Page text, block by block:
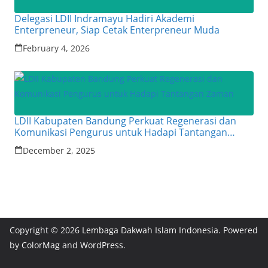
Delegasi LDII Indramayu Hadiri Akademi
Enterpreneur, Siap Cetak Enterpreneur Muda
February 4, 2026
LDII Kabupaten Bandung Perkuat Regenerasi dan
Komunikasi Pengurus untuk Hadapi Tantangan
Zaman
December 2, 2025
Copyright © 2026 Lembaga Dakwah Islam Indonesia. Powered
by ColorMag and WordPress.